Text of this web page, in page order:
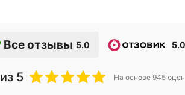
Все отзывы 5.0 5.0
из 5 На основе 945